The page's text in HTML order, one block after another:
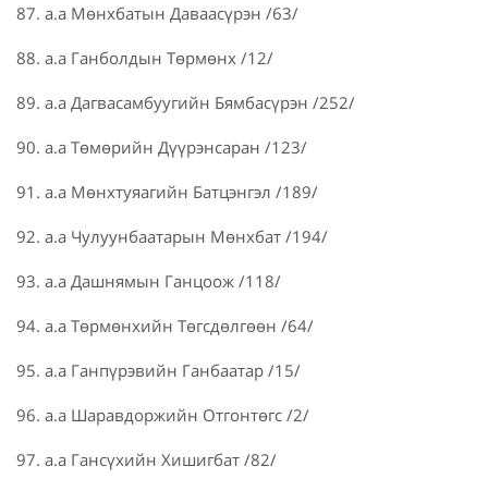
87. а.а Мөнхбатын Даваасүрэн /63/
88. а.а Ганболдын Төрмөнх /12/
89. а.а Дагвасамбуугийн Бямбасүрэн /252/
90. а.а Төмөрийн Дүүрэнсаран /123/
91. а.а Мөнхтуяагийн Батцэнгэл /189/
92. а.а Чулуунбаатарын Мөнхбат /194/
93. а.а Дашнямын Ганцоож /118/
94. а.а Төрмөнхийн Төгсдөлгөөн /64/
95. а.а Ганпүрэвийн Ганбаатар /15/
96. а.а Шаравдоржийн Отгонтөгс /2/
97. а.а Гансүхийн Хишигбат /82/